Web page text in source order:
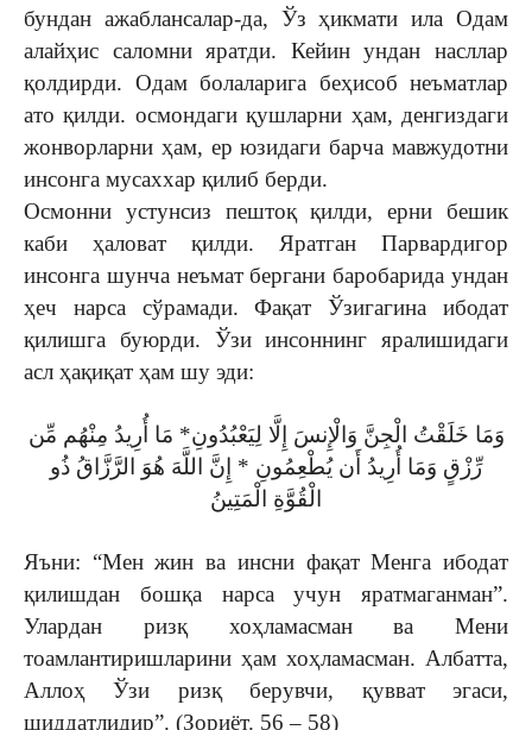
бундан ажаблансалар-да, Ўз ҳикмати ила Одам
алайҳис саломни яратди. Кейин ундан насллар
қолдирди. Одам болаларига беҳисоб неъматлар
ато қилди. осмондаги қушларни ҳам, денгиздаги
жонворларни ҳам, ер юзидаги барча мавжудотни
инсонга мусаххар қилиб берди.
Осмонни устунсиз пештоқ қилди, ерни бешик
каби ҳаловат қилди. Яратган Парвардигор
инсонга шунча неъмат бергани баробарида ундан
ҳеч нарса сўрамади. Фақат Ўзигагина ибодат
қилишга буюрди. Ўзи инсоннинг яралишидаги
асл ҳақиқат ҳам шу эди:
وَمَا خَلَقْتُ الْجِنَّ وَالْإِنسَ إِلَّا لِيَعْبُدُونِ* مَا أُرِيدُ مِنْهُم مِّن
رِّزْقٍ وَمَا أُرِيدُ أَن يُطْعِمُونِ * إِنَّ اللَّهَ هُوَ الرَّزَّاقُ ذُو
الْقُوَّةِ الْمَتِينُ
Яъни: “Мен жин ва инсни фақат Менга ибодат
қилишдан бошқа нарса учун яратмаганман”.
Улардан ризқ хоҳламасман ва Мени
тоамлантиришларини ҳам хоҳламасман. Албатта,
Аллоҳ Ўзи ризқ берувчи, қувват эгаси,
шиддатлидир”. (Зориёт. 56 – 58)